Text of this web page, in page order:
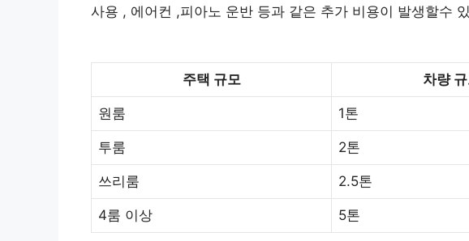
사용 , 에어컨 ,피아노 운반 등과 같은 추가 비용이 발생할수
주택 규모
차량
원룸 1톤
투룸 2톤
쓰리룸 2.5톤
4룸 이상 5톤